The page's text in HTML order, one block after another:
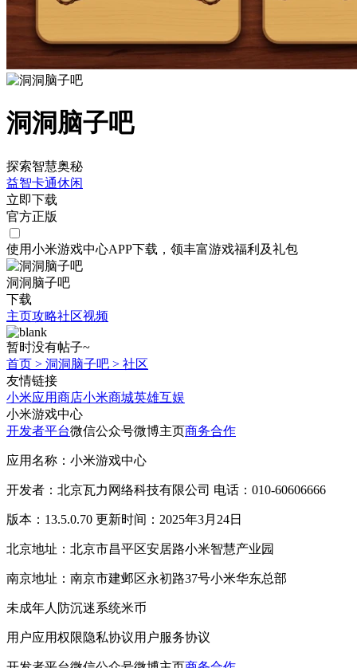
洞洞脑子吧
探索智慧奥秘
益智卡通休闲
立即下载
官方正版
使用小米游戏中心APP下载 ，领丰富游戏福利 及礼包
洞洞脑子吧
下载
主页攻略社区视频
暂时没有帖子~
首页 > 洞洞脑子吧 > 社区
友情链接
小米应用商店小米商城英雄互娱
小米游戏中心
开发者平台微信公众号微博主页商务合作
应用名称：小米游戏中心
开发者：北京瓦力网络科技有限公司 电话：010-60606666
版本：13.5.0.70 更新时间：2025年3月24日
北京地址：北京市昌平区安居路小米智慧产业园
南京地址：南京市建邺区永初路37号小米华东总部
未成年人防沉迷系统米币
用户应用权限隐私协议用户服务协议